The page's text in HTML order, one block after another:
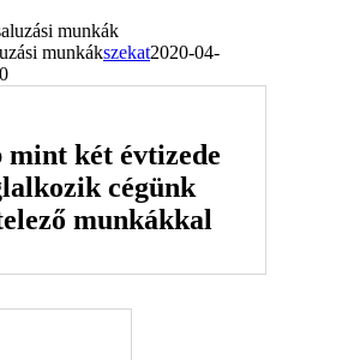
munkák
munkákszekat2020-04-
mint két évtizede
cégünk
munkákkal